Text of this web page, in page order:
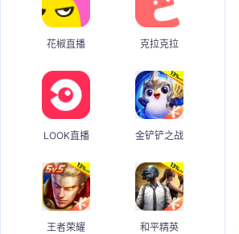
花椒直播 克拉克拉
LOOK直播 金铲铲之战
王者荣耀 和平精英